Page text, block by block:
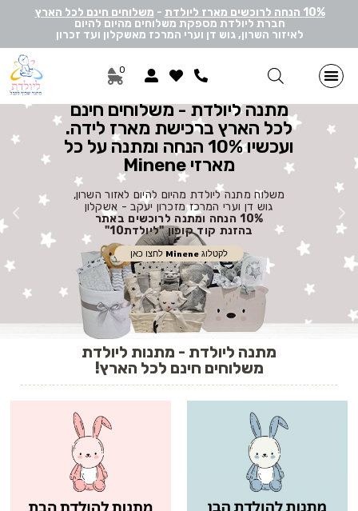
10% הנחה לרוכשים מארז ליולדת - משלוחים חינם לכל הארץ
חברת ליולדת מספקת משלוחים מהיום להיום
לאיזור השרון, גוש דן וערי המרכז מאשקלון ועד זכרון
0
מתנה ליולדת - משלוחים חינם
לכל הארץ ברכישת מארז לידה.
ועכשיו 10% הנחה ומתנה על כל
מארזי Minene
משלוח מתנה ליולדת מהיום להיום לאזור השרון,
גוש דן וערי המרכז מזכרון יעקב - אשקלון
10% הנחה ומתנה לרוכשים באתר
בהזנת קוד קופון "ליולדת10"
לקטלוג Minene לחצו כאן
מתנה ליולדת - מתנות ליולדת
משלוחים חינם לכל הארץ!